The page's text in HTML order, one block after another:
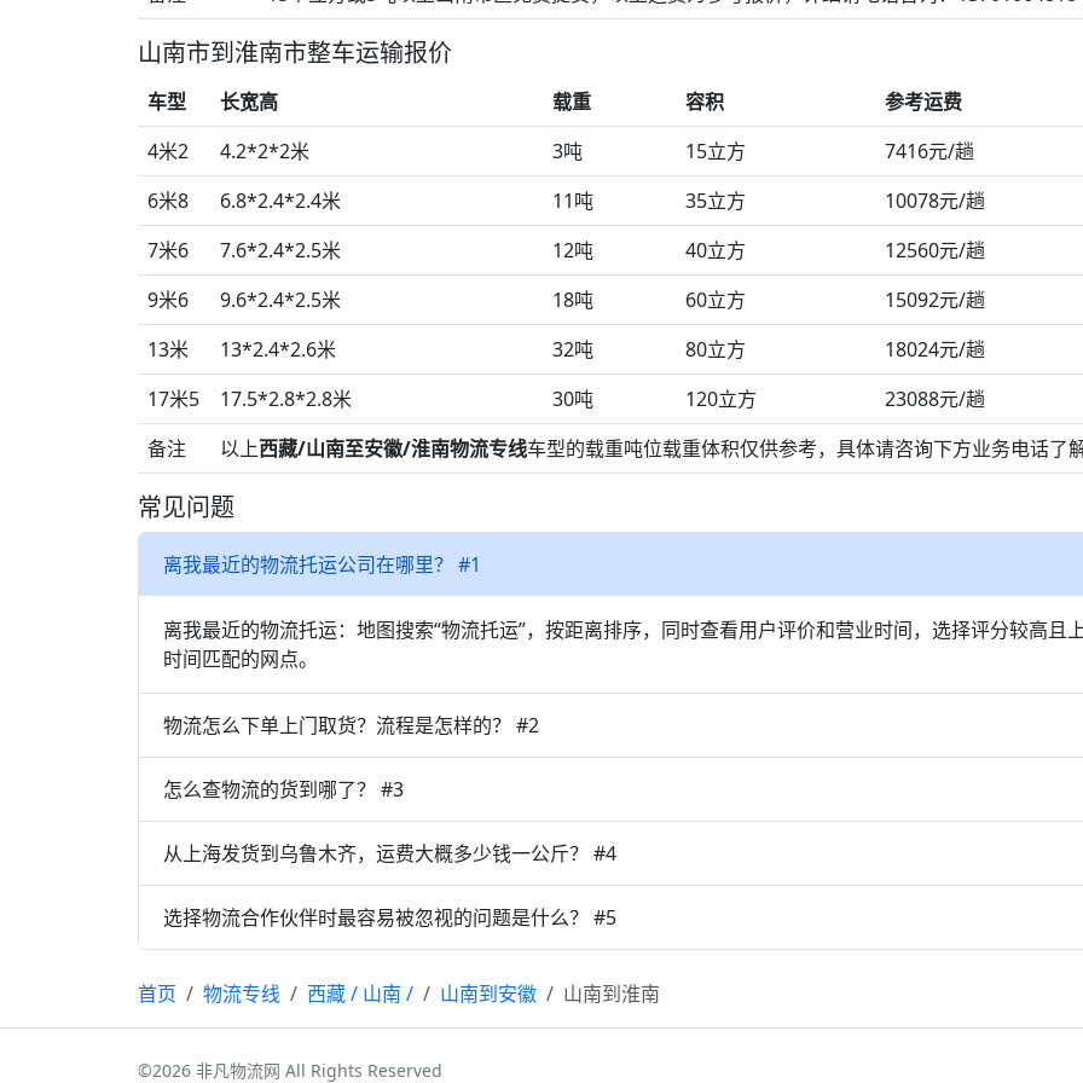
山南市到淮南市整车运输报价
车型 长宽高 载重 容积
参考运费
4米2
4.2*2*2米 3吨 15立方
7416元/趟
6米8
6.8*2.4*2.4米 11吨 35立方
10078元/趟
7米6
7.6*2.4*2.5米 12吨 40立方
12560元/趟
9米6
9.6*2.4*2.5米 18吨 60立方
15092元/趟
13米
13*2.4*2.6米 32吨 80立方
18024元/趟
17米5
17.5*2.8*2.8米 30吨 120立方
23088元/趟
备注
以上西藏/山南至安徽/淮南物流专线车型的载重吨位载重体积仅供参考，具体请咨询下方业务电话了
常见问题
离我最近的物流托运公司在哪里？ #1
离我最近的物流托运：地图搜索“物流托运”，按距离排序，同时查看用户评价和营业时间，选择评分较高且
时间匹配的网点。
物流怎么下单上门取货？流程是怎样的？ #2
怎么查物流的货到哪了？ #3
从上海发货到乌鲁木齐，运费大概多少钱一公斤？ #4
选择物流合作伙伴时最容易被忽视的问题是什么？ #5
首页 物流专线 西藏/ 山南 / 山南到安徽 山南到淮南
©2026 非凡物流网 All Rights Reserved